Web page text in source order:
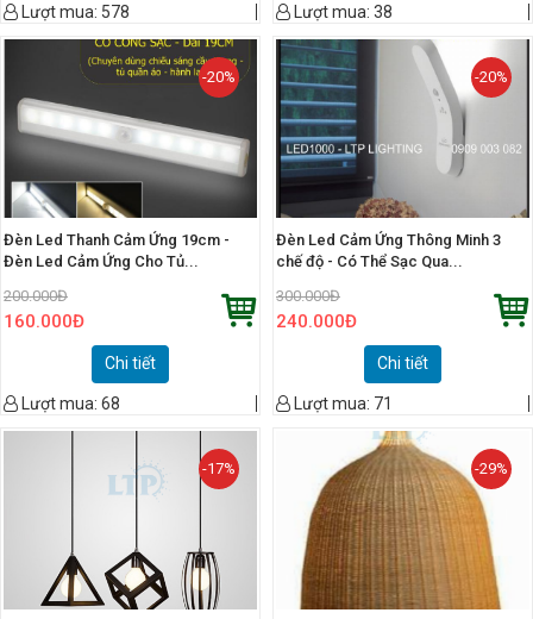
Lượt mua: 578 Lượt mua: 38
-20%
Đèn Led Thanh Cảm Ứng 19cm -
Đèn Led Cảm Ứng Cho Tủ...
200.000Đ
160.000Đ
Chi tiết
Lượt mua: 68
-20%
Đèn Led Cảm Ứng Thông Minh 3
chế độ - Có Thể Sạc Qua...
300.000Đ
240.000Đ
Chi tiết
Lượt mua: 71
-17% -29%